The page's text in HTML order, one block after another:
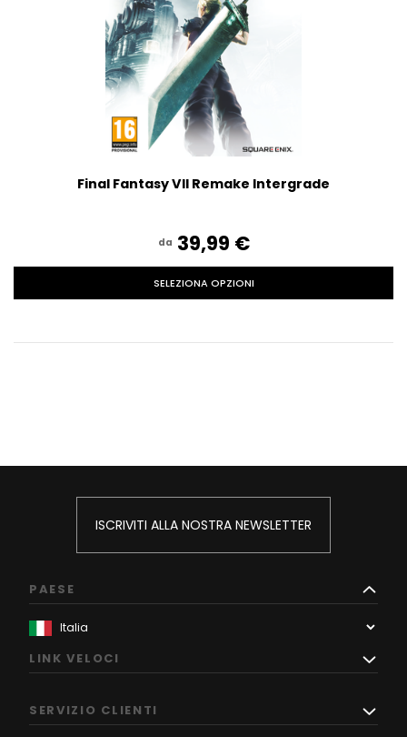
Final Fantasy VII Remake Intergrade
da 39,99‎ ‎€
SELEZIONA OPZIONI
ISCRIVITI ALLA NOSTRA NEWSLETTER
PAESE
LINK VELOCI
SERVIZIO CLIENTI